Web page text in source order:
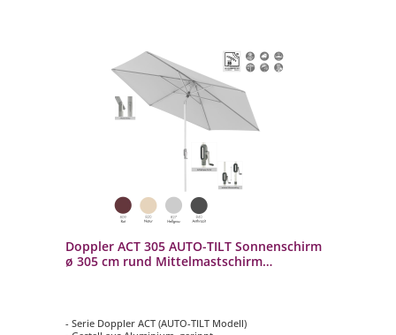
Doppler ACT 305 AUTO-TILT Sonnenschirm
ø 305 cm rund Mittelmastschirm
- Serie Doppler ACT (AUTO-TILT Modell)